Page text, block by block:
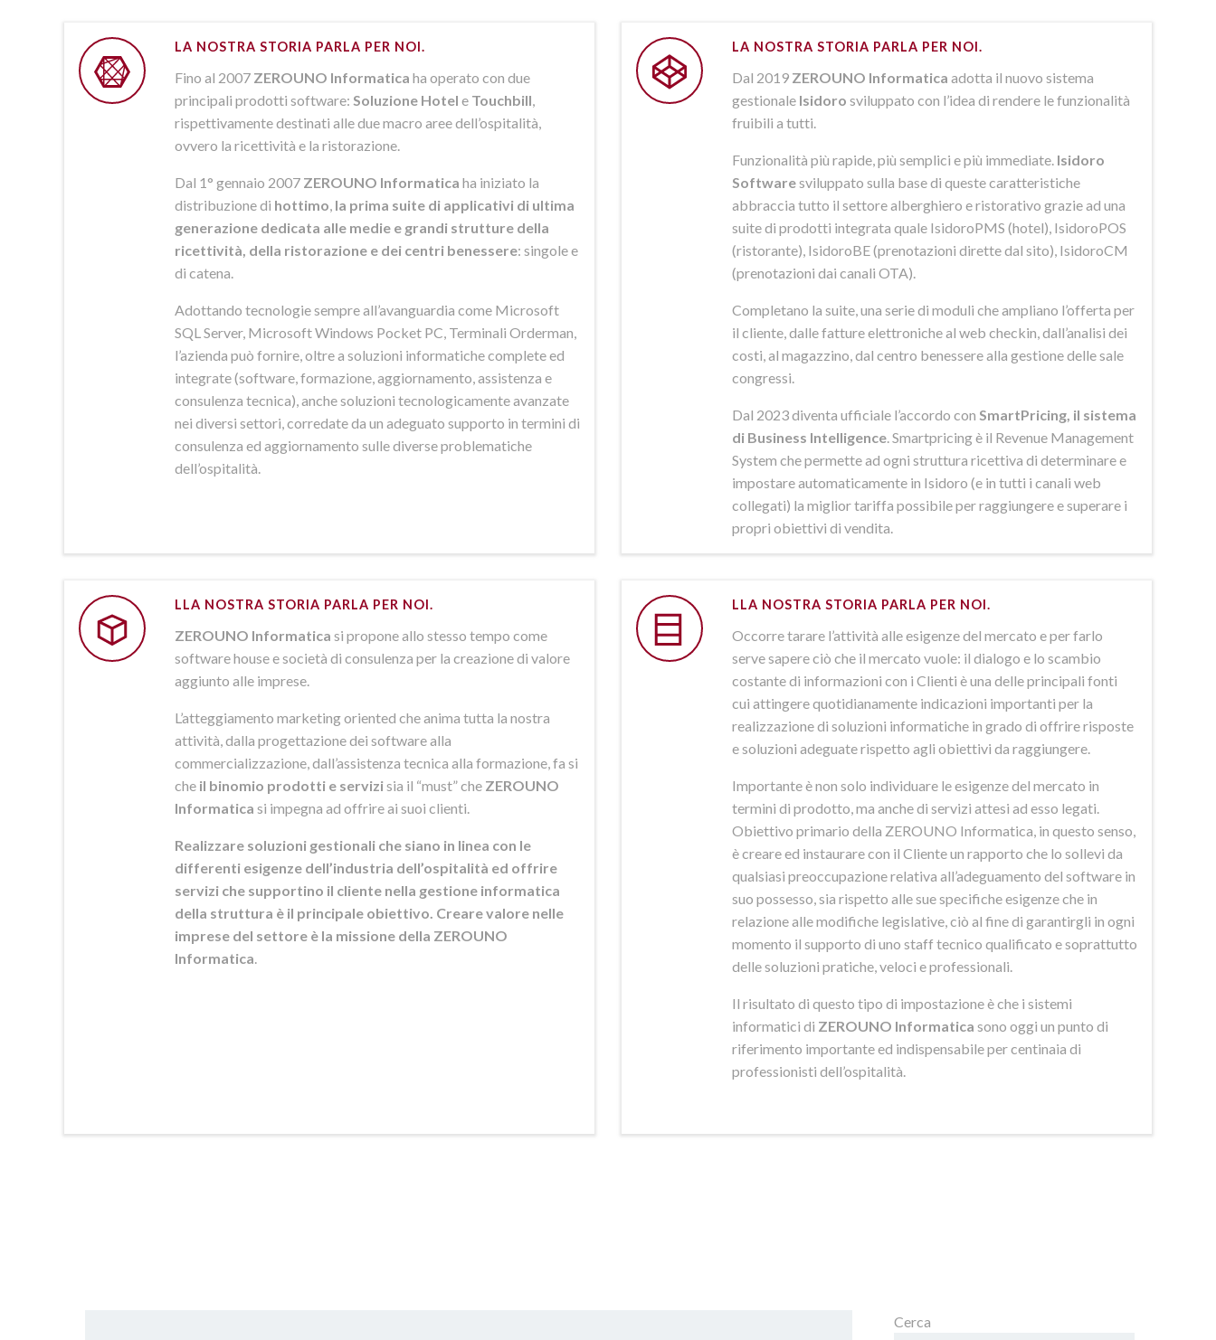
LA NOSTRA STORIA PARLA PER NOI.
Fino al 2007 ZEROUNO Informatica ha operato con due
principali prodotti software: Soluzione Hotel e Touchbill
rispettivamente destinati alle due macro aree dell’ospitalità,
ovvero la ricettività e la ristorazione.
Dal 1° gennaio 2007 ZEROUNO Informatica ha iniziato la
distribuzione di hottimo la prima suite di applicativi di ultima
generazione dedicata alle medie e grandi strutture della
ricettività, della ristorazione e dei centri benessere: singole e
di catena.
Adottando tecnologie sempre all’avanguardia come Microsoft
SQL Server, Microsoft Windows Pocket PC, Terminali Orderman,
l’azienda può fornire, oltre a soluzioni informatiche complete ed
integrate (software, formazione, aggiornamento, assistenza e
consulenza tecnica), anche soluzioni tecnologicamente avanzate
nei diversi settori, corredate da un adeguato supporto in termini di
consulenza ed aggiornamento sulle diverse problematiche
dell’ospitalità.
LA NOSTRA STORIA PARLA PER NOI.
Dal 2019 ZEROUNO Informatica adotta il nuovo sistema
gestionale Isidoro sviluppato con l’idea di rendere le funzionalità
fruibili a tutti.
Funzionalità più rapide, più semplici e più immediate. Isidoro
Softwaresviluppato sulla base di queste caratteristiche
abbraccia tutto il settore alberghiero e ristorativo grazie ad una
suite di prodotti integrata quale IsidoroPMS (hotel), IsidoroPOS
(ristorante), IsidoroBE (prenotazioni dirette dal sito), IsidoroCM
(prenotazioni dai canali OTA).
Completano la suite, una serie di moduli che ampliano l’offerta per
il cliente, dalle fatture elettroniche al web checkin, dall’analisi dei
costi, al magazzino, dal centro benessere alla gestione delle sale
congressi.
Dal 2023 diventa ufficiale l’accordo con SmartPricing, il sistema
di Business Intelligence . Smartpricing è il Revenue Management
System che permette ad ogni struttura ricettiva di determinare e
impostare automaticamente in Isidoro (e in tutti i canali web
collegati) la miglior tariffa possibile per raggiungere e superare i
propri obiettivi di vendita.
LLA NOSTRA STORIA PARLA PER NOI.
ZEROUNO Informatica si propone allo stesso tempo come
software house e società di consulenza per la creazione di valore
aggiunto alle imprese.
L’atteggiamento marketing oriented che anima tutta la nostra
attività, dalla progettazione dei software alla
commercializzazione, dall’assistenza tecnica alla formazione, fa si
che il binomio prodotti e servizisia il “must” che ZEROUNO
Informatica si impegna ad offrire ai suoi clienti.
Realizzare soluzioni gestionali che siano in linea con le
differenti esigenze dell’industria dell’ospitalità ed offrire
servizi che supportino il cliente nella gestione informatica
della struttura è il principale obiettivo. Creare valore nelle
imprese del settore è la missione della ZEROUNO
Informatica
LLA NOSTRA STORIA PARLA PER NOI.
Occorre tarare l’attività alle esigenze del mercato e per farlo
serve sapere ciò che il mercato vuole: il dialogo e lo scambio
costante di informazioni con i Clienti è una delle principali fonti
cui attingere quotidianamente indicazioni importanti per la
realizzazione di soluzioni informatiche in grado di offrire risposte
e soluzioni adeguate rispetto agli obiettivi da raggiungere.
Importante è non solo individuare le esigenze del mercato in
termini di prodotto, ma anche di servizi attesi ad esso legati.
Obiettivo primario della ZEROUNO Informatica, in questo senso,
è creare ed instaurare con il Cliente un rapporto che lo sollevi da
qualsiasi preoccupazione relativa all’adeguamento del software in
suo possesso, sia rispetto alle sue specifiche esigenze che in
relazione alle modifiche legislative, ciò al fine di garantirgli in ogni
momento il supporto di uno staff tecnico qualificato e soprattutto
delle soluzioni pratiche, veloci e professionali.
Il risultato di questo tipo di impostazione è che i sistemi
informatici di ZEROUNO Informatica sono oggi un punto di
riferimento importante ed indispensabile per centinaia di
professionisti dell’ospitalità.
Cerca